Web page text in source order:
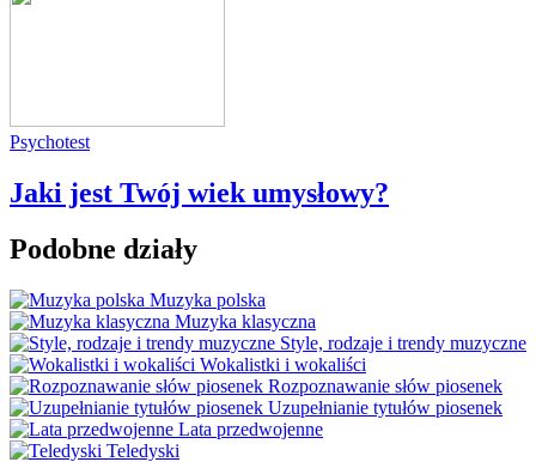
Psychotest
Jaki jest Twój wiek umysłowy?
Podobne działy
Muzyka polska
Muzyka klasyczna
Style, rodzaje i trendy muzyczne
Wokalistki i wokaliści
Rozpoznawanie słów piosenek
Uzupełnianie tytułów piosenek
Lata przedwojenne
Teledyski